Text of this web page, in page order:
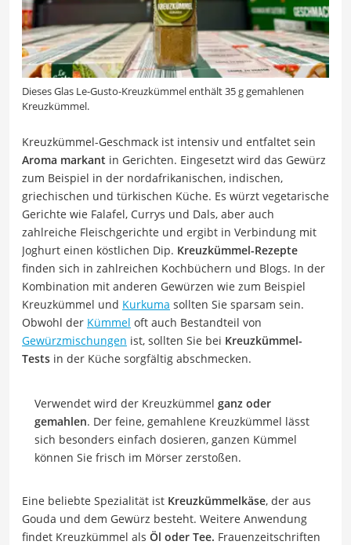
Dieses Glas Le-Gusto-Kreuzkümmel enthält 35 g gemahlenen
Kreuzkümmel.
Kreuzkümmel-Geschmack ist intensiv und entfaltet sein
Aroma markant in Gerichten. Eingesetzt wird das Gewürz
zum Beispiel in der nordafrikanischen, indischen,
griechischen und türkischen Küche. Es würzt vegetarische
Gerichte wie Falafel, Currys und Dals, aber auch
zahlreiche Fleischgerichte und ergibt in Verbindung mit
Joghurt einen köstlichen Dip. Kreuzkümmel-Rezepte
finden sich in zahlreichen Kochbüchern und Blogs. In der
Kombination mit anderen Gewürzen wie zum Beispiel
Kreuzkümmel und Kurkuma sollten Sie sparsam sein.
Obwohl der Kümmel oft auch Bestandteil von
Gewürzmischungen ist, sollten Sie bei Kreuzkümmel-
Tests in der Küche sorgfältig abschmecken.
Verwendet wird der Kreuzkümmel ganz oder
gemahlen. Der feine, gemahlene Kreuzkümmel lässt
sich besonders einfach dosieren, ganzen Kümmel
können Sie frisch im Mörser zerstoßen.
Eine beliebte Spezialität ist Kreuzkümmelkäse, der aus
Gouda und dem Gewürz besteht. Weitere Anwendung
findet Kreuzkümmel als Öl oder Tee. Frauenzeitschriften